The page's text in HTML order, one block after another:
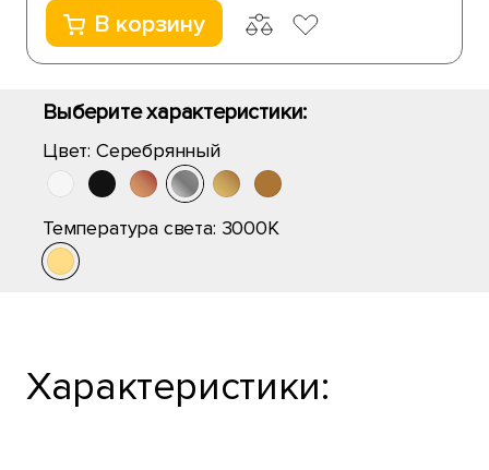
В корзину
Выберите характеристики:
Цвет: Серебрянный
Температура света: 3000K
Характеристики: